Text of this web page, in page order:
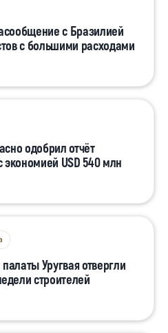
с Бразилией
с большими расходами
одобрил отчёт
USD 540 млн
Уругвая отвергли
строителей